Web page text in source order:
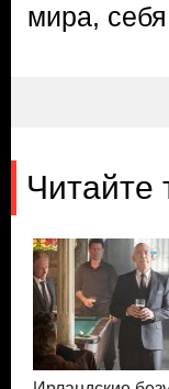
мира,
Читайте